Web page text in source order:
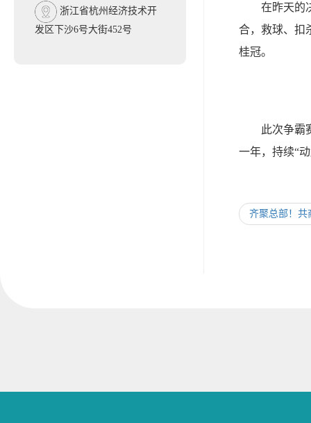
浙江省杭州经济技术开
发区下沙6号大街452号
在昨天的决
合，救球、扣
桂冠。
此次争霸赛
一年，持续“
齐聚总部！共